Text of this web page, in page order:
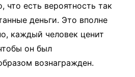
что есть вероятность так
деньги. Это вполне
каждый человек ценит
он был
вознагражден.